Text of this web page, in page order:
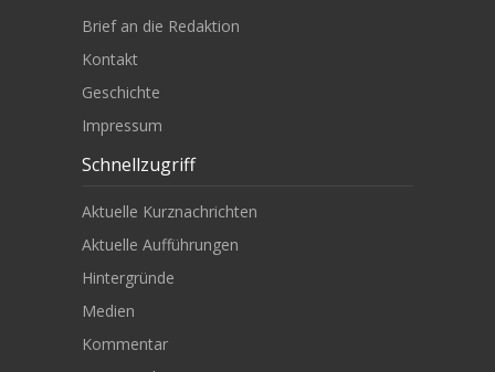
Brief an die Redaktion
Kontakt
Geschichte
Impressum
Schnellzugriff
Aktuelle Kurznachrichten
Aktuelle Aufführungen
Hintergründe
Medien
Kommentar